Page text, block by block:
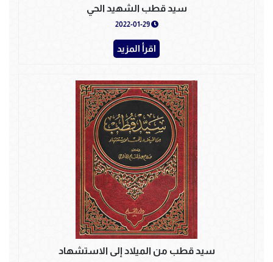
سيد قطب الشهيد الحي
2022-01-29
اقرأ المزيد
سيد قطب من الميلاد إلى الاستشهاد